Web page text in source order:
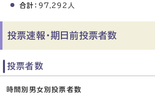
合計 ：97,292人
投票速報・期日前投票者数
投票者数
時間別男女別投票者数